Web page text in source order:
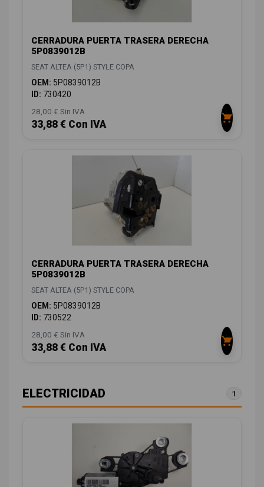
CERRADURA PUERTA TRASERA DERECHA
5P0839012B
SEAT ALTEA (5P1) STYLE COPA
OEM: 5P0839012B
ID: 730420
28,00 € Sin IVA
33,88 € Con IVA
CERRADURA PUERTA TRASERA DERECHA
5P0839012B
SEAT ALTEA (5P1) STYLE COPA
OEM: 5P0839012B
ID: 730522
28,00 € Sin IVA
33,88 € Con IVA
ELECTRICIDAD 1